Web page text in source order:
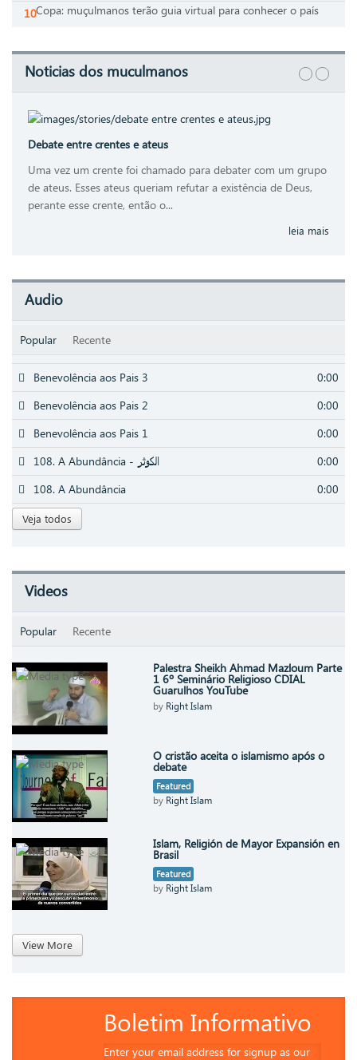
Copa: muçulmanos terão guia virtual para conhecer o país
Noticias dos muculmanos
Debate entre crentes e ateus
Uma vez um crente foi chamado para debater com um grupo
de ateus. Esses ateus queriam refutar a existência de Deus,
perante esse crente, então o...
leia mais
Audio
Popular Recente
0:00
Benevolência aos Pais 3
0:00
Benevolência aos Pais 2
0:00
Benevolência aos Pais 1
0:00
108. A Abundância - الكوثر
0:00
108. A Abundância
Veja todos
Videos
Popular Recente
Palestra Sheikh Ahmad Mazloum Parte
1 6º Seminário Religioso CDIAL
Guarulhos YouTube
by Right Islam
O cristão aceita o islamismo após o
debate
Featured
by Right Islam
Islam, Religión de Mayor Expansión en
Brasil
Featured
by Right Islam
View More
Boletim Informativo
Enter your email address for signup as our